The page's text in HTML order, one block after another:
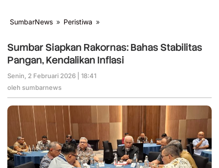
SumbarNews » Peristiwa »
Rakornas:
Bahas
Stabilitas
Sumbar Siapkan Rakornas: Bahas Stabilitas
Pangan, Kendalikan Inflasi
Senin, 2 Februari 2026 | 18:41
oleh sumbarnews